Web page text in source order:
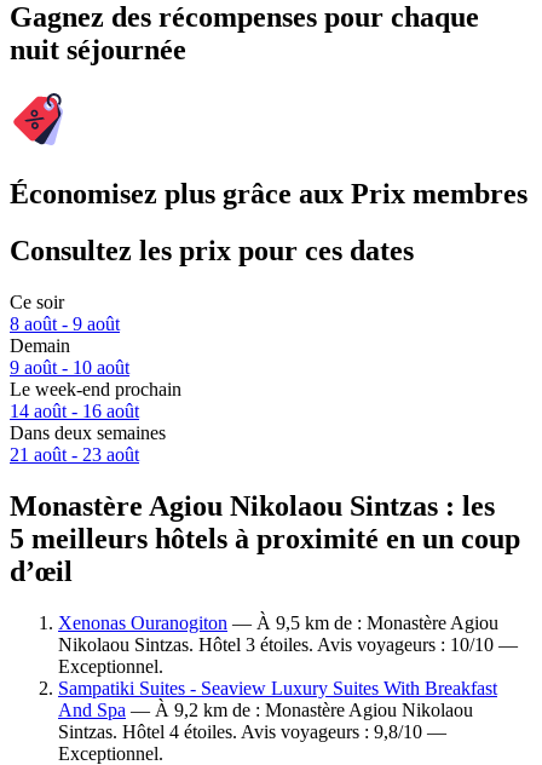
Gagnez des récompenses pour chaque
nuit séjournée
Économisez plus grâce aux Prix membres
Consultez les prix pour ces dates
Ce soir
8 août - 9 août
Demain
9 août - 10 août
Le week-end prochain
14 août - 16 août
Dans deux semaines
21 août - 23 août
Monastère Agiou Nikolaou Sintzas : les
5 meilleurs hôtels à proximité en un coup
d’œil
Xenonas Ouranogiton — À 9,5 km de : Monastère Agiou
Nikolaou Sintzas. Hôtel 3 étoiles. Avis voyageurs : 10/10 —
Exceptionnel.
Sampatiki Suites - Seaview Luxury Suites With Breakfast
And Spa — À 9,2 km de : Monastère Agiou Nikolaou
Sintzas. Hôtel 4 étoiles. Avis voyageurs : 9,8/10 —
Exceptionnel.